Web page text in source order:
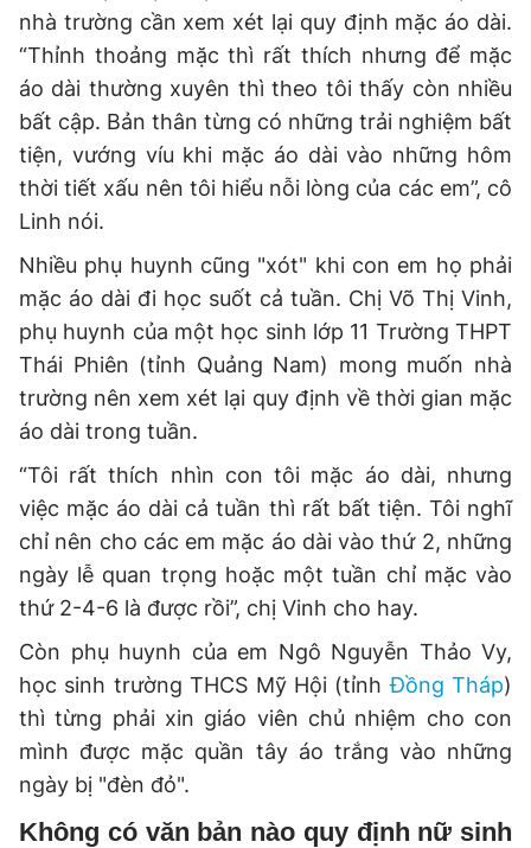
nhà trường cần xem xét lại quy định mặc áo dài.
“Thỉnh thoảng mặc thì rất thích nhưng để mặc
áo dài thường xuyên thì theo tôi thấy còn nhiều
bất cập. Bản thân từng có những trải nghiệm bất
tiện, vướng víu khi mặc áo dài vào những hôm
thời tiết xấu nên tôi hiểu nỗi lòng của các em”, cô
Linh nói.
Nhiều phụ huynh cũng "xót" khi con em họ phải
mặc áo dài đi học suốt cả tuần. Chị Võ Thị Vinh,
phụ huynh của một học sinh lớp 11 Trường THPT
Thái Phiên (tỉnh Quảng Nam) mong muốn nhà
trường nên xem xét lại quy định về thời gian mặc
áo dài trong tuần.
“Tôi rất thích nhìn con tôi mặc áo dài, nhưng
việc mặc áo dài cả tuần thì rất bất tiện. Tôi nghĩ
chỉ nên cho các em mặc áo dài vào thứ 2, những
ngày lễ quan trọng hoặc một tuần chỉ mặc vào
thứ 2-4-6 là được rồi”, chị Vinh cho hay.
Còn phụ huynh của em Ngô Nguyễn Thảo Vy,
học sinh trường THCS Mỹ Hội (tỉnhĐồng Tháp)
thì từng phải xin giáo viên chủ nhiệm cho con
mình được mặc quần tây áo trắng vào những
ngày bị "đèn đỏ".
Không có văn bản nào quy định nữ sinh